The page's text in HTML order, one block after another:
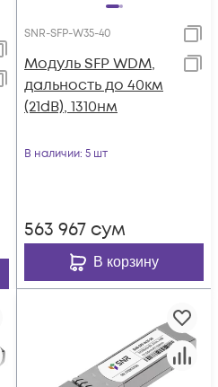
SNR-SFP-W35-40
Модуль SFP WDM,
дальность до 40км
(21dB), 1310нм
В наличии: 5 шт
563 967 сум
В корзину